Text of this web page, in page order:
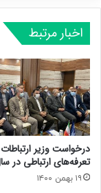
اخبار مرتبط
درخواست وزیر
تعرفه‌های ارتباطی در سال
۱۹ بهمن ۱۴۰۰